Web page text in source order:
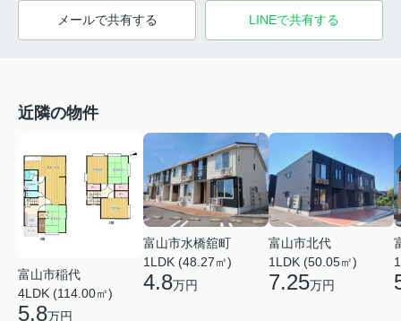
メールで共有する LINEで共有する
近隣の物件
富山市稲代
4LDK (114.00㎡)
5.8万円
富山市水橋舘町
1LDK (48.27㎡)
4.8万円
富山市北代
1LDK (50.05㎡)
7.25万円